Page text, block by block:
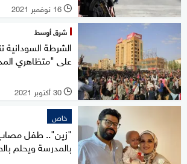
l 16 نوفمبر 2021
شرق أوسط
الشرطة السودانية
على "متظاهري
l 30 أكتوبر 2021
خاص
"زين".. طفل مصاب
بالمدرسة ويحلم